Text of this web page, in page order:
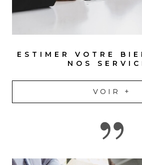
ESTIMER VOTRE
NOS
VOIR +